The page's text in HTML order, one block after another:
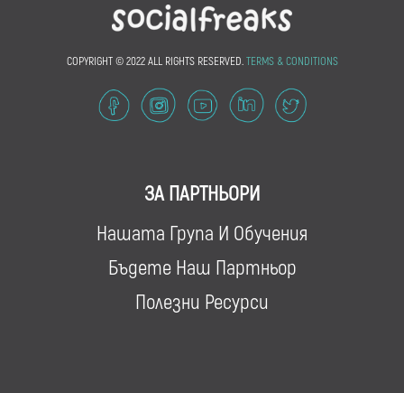
COPYRIGHT © 2022 ALL RIGHTS RESERVED. TERMS & CONDITIONS
ЗА ПАРТНЬОРИ
Нашата Група И Обучения
Бъдете Наш Партньор
Полезни Ресурси